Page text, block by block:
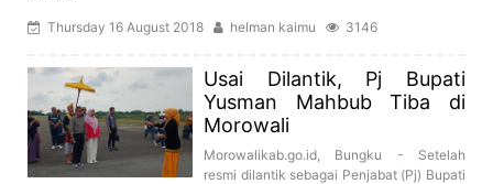
Thursday 16 August 2018 helman kaimu 3146
Usai Dilantik, Pj Bupati
Yusman Mahbub Tiba di
Morowali
Morowalikab.go.id, Bungku - Setelah
resmi dilantik sebagai Penjabat (Pj) Bupati